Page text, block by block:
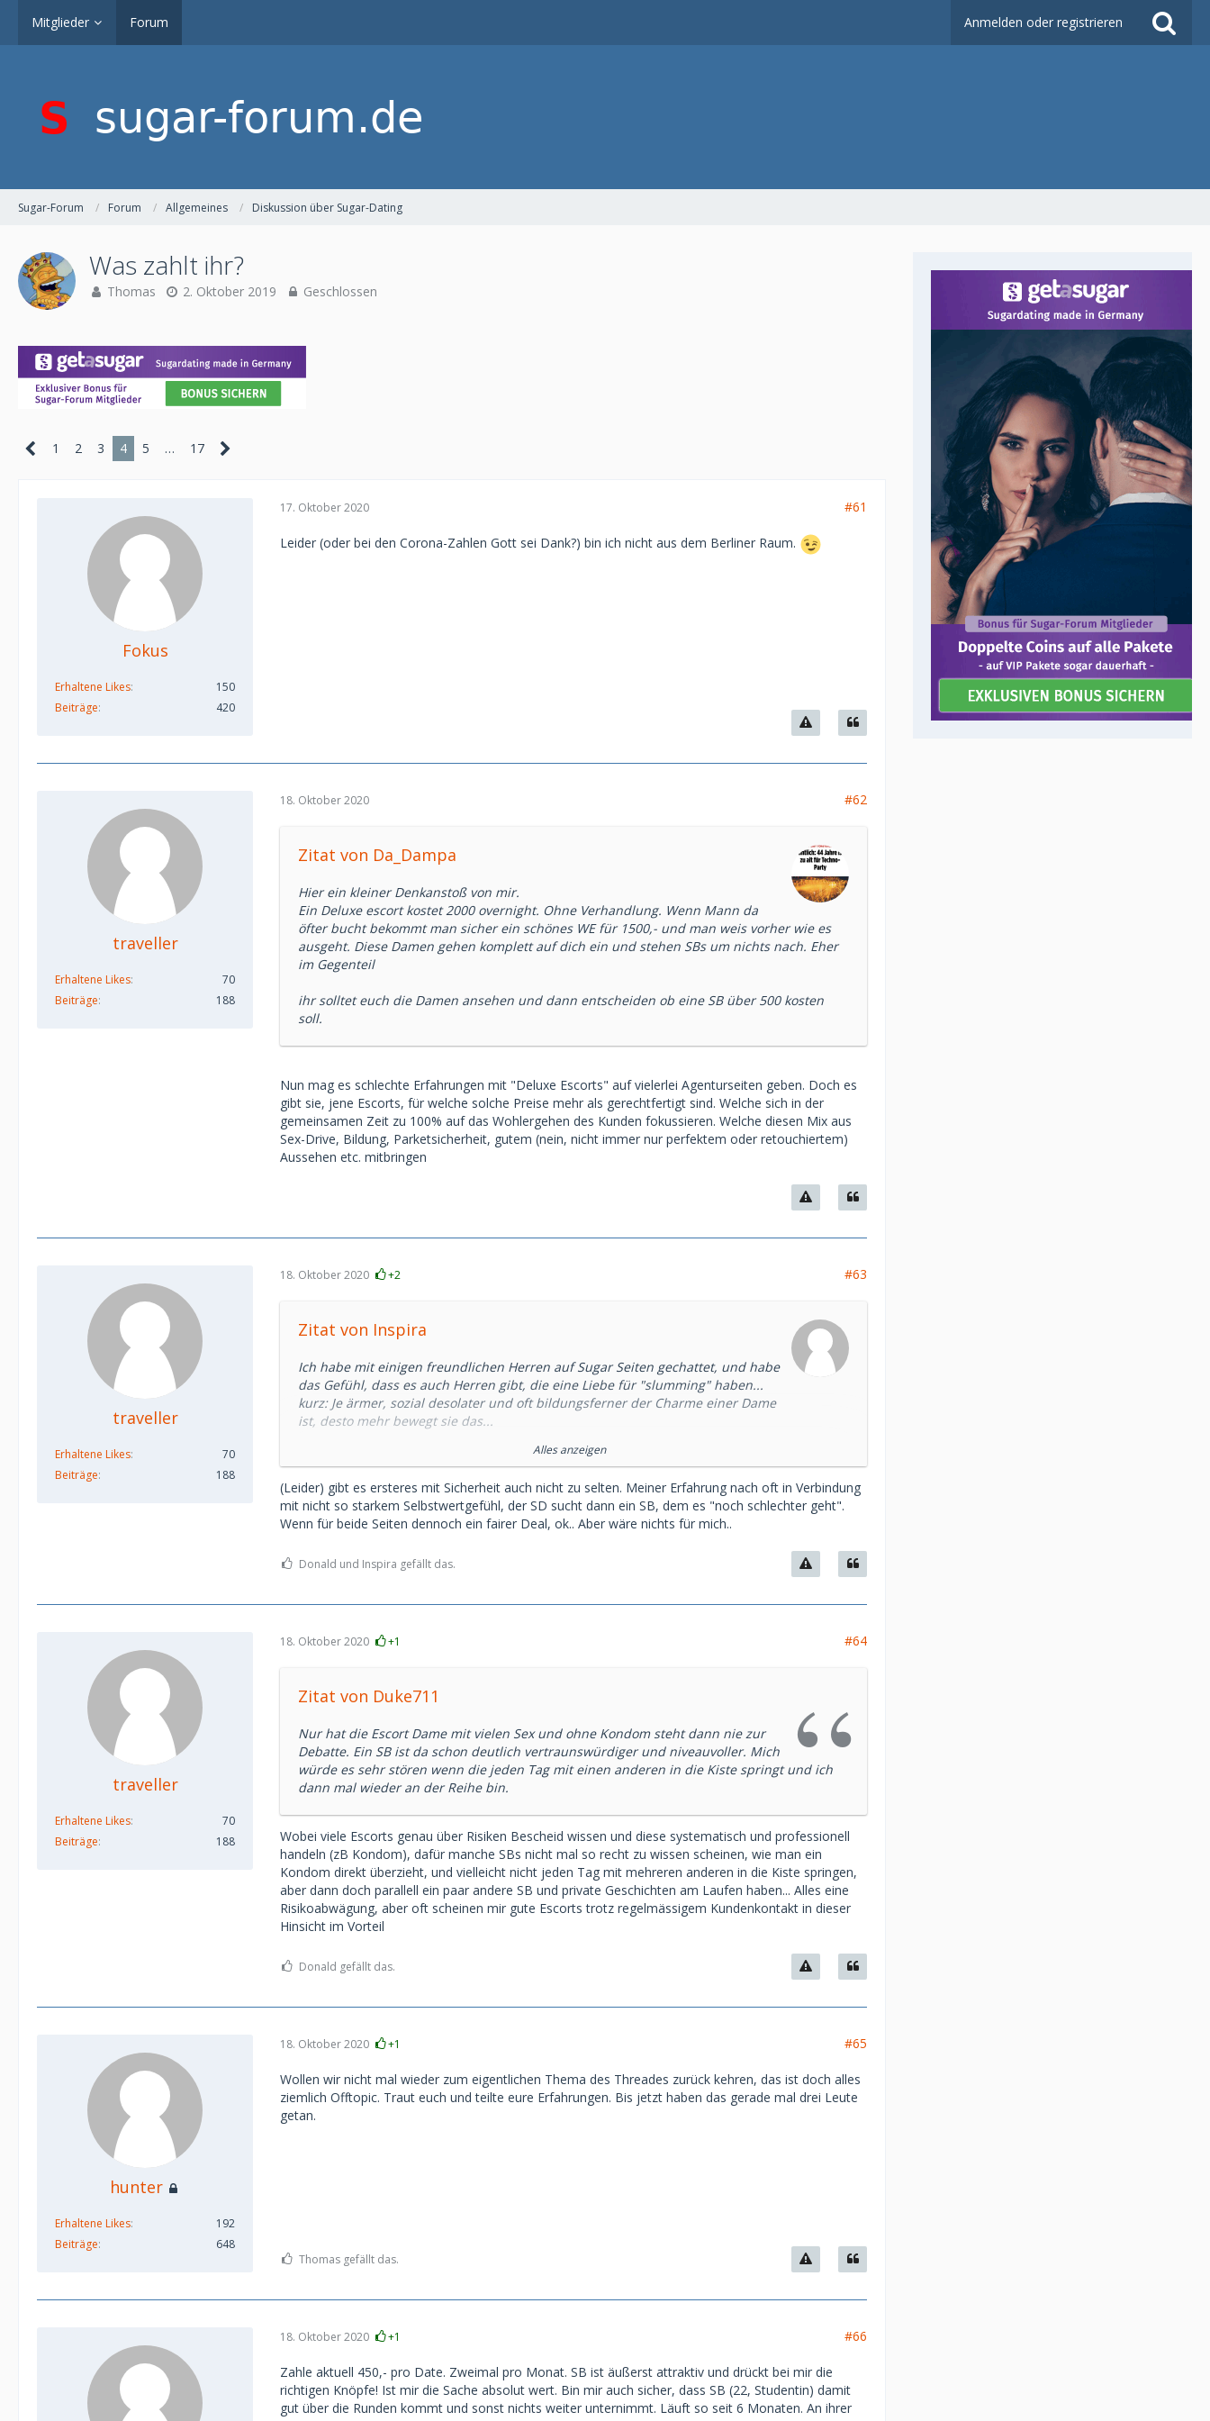
Mitglieder Forum Anmelden oder registrieren
Sugar-Forum Forum Allgemeines Diskussion über Sugar-Dating
Was zahlt ihr?
Thomas 2. Oktober 2019 Geschlossen
1 2 3 4 5 … 17
Fokus
Erhaltene Likes
150
Beiträge
420
17. Oktober 2020 #61
Leider (oder bei den Corona-Zahlen Gott sei Dank?) bin ich nicht aus dem Berliner Raum.
traveller
Erhaltene Likes
70
Beiträge
188
18. Oktober 2020 #62
Zitat von Da_Dampa
Hier ein kleiner Denkanstoß von mir.
Ein Deluxe escort kostet 2000 overnight. Ohne Verhandlung. Wenn Mann da
öfter bucht bekommt man sicher ein schönes WE für 1500,- und man weis vorher wie es
ausgeht. Diese Damen gehen komplett auf dich ein und stehen SBs um nichts nach. Eher
im Gegenteil
ihr solltet euch die Damen ansehen und dann entscheiden ob eine SB über 500 kosten
soll.
Nun mag es schlechte Erfahrungen mit "Deluxe Escorts" auf vielerlei Agenturseiten geben. Doch es
gibt sie, jene Escorts, für welche solche Preise mehr als gerechtfertigt sind. Welche sich in der
gemeinsamen Zeit zu 100% auf das Wohlergehen des Kunden fokussieren. Welche diesen Mix aus
Sex-Drive, Bildung, Parketsicherheit, gutem (nein, nicht immer nur perfektem oder retouchiertem)
Aussehen etc. mitbringen
traveller
Erhaltene Likes
70
Beiträge
188
18. Oktober 2020 +2 #63
Zitat von Inspira
Ich habe mit einigen freundlichen Herren auf Sugar Seiten gechattet, und habe
das Gefühl, dass es auch Herren gibt, die eine Liebe für "slumming" haben...
kurz: Je ärmer, sozial desolater und oft bildungsferner der Charme einer Dame
ist, desto mehr bewegt sie das...
Diese Herren suchen geradezu nach Frauen die in so notleidende Situationen
Andere Herren haben eher eine lieber fuer Frauen die das Leben liebkost und
verwöhnt hat... und die dasselbe auch von ihrem Sugardaddy erwarten.
In diesem Sinne gibt es natürlich sehr unterschiedliche Erwartungen, auf
anderen keinesfalls weiter helfen...
Dementsprechend auch die verschiedenen Vorstellungen in Sachen liebevoller
Alles anzeigen
(Leider) gibt es ersteres mit Sicherheit auch nicht zu selten. Meiner Erfahrung nach oft in Verbindung
mit nicht so starkem Selbstwertgefühl, der SD sucht dann ein SB, dem es "noch schlechter geht".
Wenn für beide Seiten dennoch ein fairer Deal, ok.. Aber wäre nichts für mich..
Donald und Inspira gefällt das.
traveller
Erhaltene Likes
70
Beiträge
188
18. Oktober 2020 +1 #64
Zitat von Duke711
Nur hat die Escort Dame mit vielen Sex und ohne Kondom steht dann nie zur
Debatte. Ein SB ist da schon deutlich vertraunswürdiger und niveauvoller. Mich
würde es sehr stören wenn die jeden Tag mit einen anderen in die Kiste springt und ich
dann mal wieder an der Reihe bin.
Wobei viele Escorts genau über Risiken Bescheid wissen und diese systematisch und professionell
handeln (zB Kondom), dafür manche SBs nicht mal so recht zu wissen scheinen, wie man ein
Kondom direkt überzieht, und vielleicht nicht jeden Tag mit mehreren anderen in die Kiste springen,
aber dann doch parallell ein paar andere SB und private Geschichten am Laufen haben... Alles eine
Risikoabwägung, aber oft scheinen mir gute Escorts trotz regelmässigem Kundenkontakt in dieser
Hinsicht im Vorteil
Donald gefällt das.
hunter
Erhaltene Likes
192
Beiträge
648
18. Oktober 2020 +1 #65
Wollen wir nicht mal wieder zum eigentlichen Thema des Threades zurück kehren, das ist doch alles
ziemlich Offtopic. Traut euch und teilte eure Erfahrungen. Bis jetzt haben das gerade mal drei Leute
getan.
Thomas gefällt das.
18. Oktober 2020 +1 #66
Zahle aktuell 450,- pro Date. Zweimal pro Monat. SB ist äußerst attraktiv und drückt bei mir die
richtigen Knöpfe! Ist mir die Sache absolut wert. Bin mir auch sicher, dass SB (22, Studentin) damit
gut über die Runden kommt und sonst nichts weiter unternimmt. Läuft so seit 6 Monaten. An ihrer